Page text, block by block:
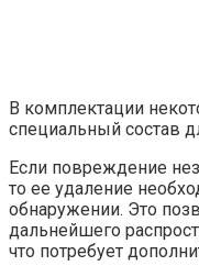
В комплектации
специальный состав
Если повреждение
то ее удаление
обнаружении. Это
дальнейшего
что потребует